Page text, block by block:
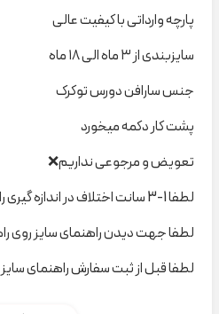
پارچه وارداتی با کیفیت عالی
سایزبندی از ۳ ماه الی ۱۸ ماه
جنس سارافن دورس توکرک
پشت کار دکمه میخورد
تعویض و مرجوعی نداریم❌
لطفا 1-3 سانت اختلاف در اندازه گیری را لحاظ کنید
لطفا جهت دیدن راهنمای سایز روی
لطفا قبل از ثبت سفارش راهنمای